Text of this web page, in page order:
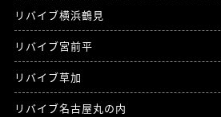
リバイブ横浜鶴見
リバイブ宮前平
リバイブ草加
リバイブ名古屋丸の内